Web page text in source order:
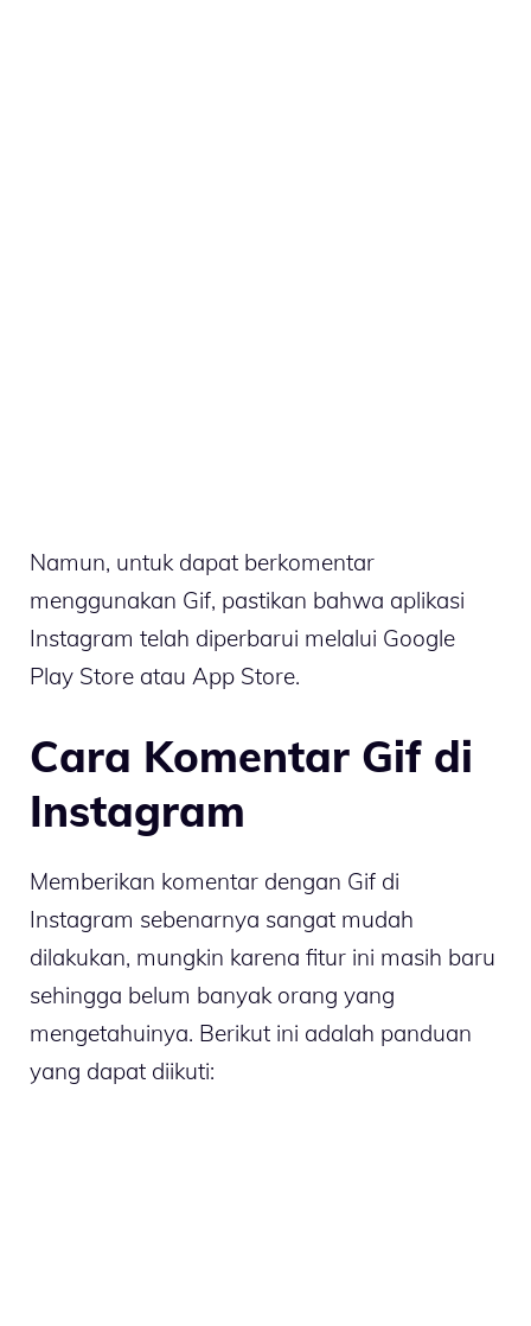
Namun, untuk dapat berkomentar
menggunakan Gif, pastikan bahwa aplikasi
Instagram telah diperbarui melalui Google
Play Store atau App Store.
Cara Komentar Gif di
Instagram
Memberikan komentar dengan Gif di
Instagram sebenarnya sangat mudah
dilakukan, mungkin karena fitur ini masih baru
sehingga belum banyak orang yang
mengetahuinya. Berikut ini adalah panduan
yang dapat diikuti: